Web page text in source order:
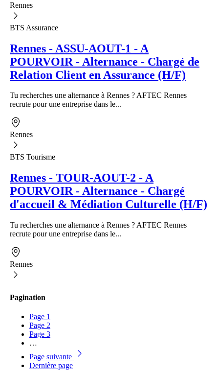
Rennes
BTS Assurance
Rennes - ASSU-AOUT-1 - A
POURVOIR - Alternance - Chargé de
Relation Client en Assurance (H/F)
Tu recherches une alternance à Rennes ? AFTEC Rennes
recrute pour une entreprise dans le...
Rennes
BTS Tourisme
Rennes - TOUR-AOUT-2 - A
POURVOIR - Alternance - Chargé
d'accueil & Médiation Culturelle (H/F)
Tu recherches une alternance à Rennes ? AFTEC Rennes
recrute pour une entreprise dans le...
Rennes
Pagination
Page 1
Page 2
Page 3
…
Page suivante
Dernière page